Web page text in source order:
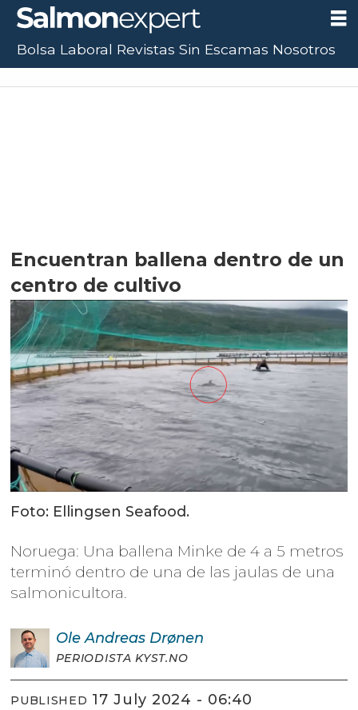
Encuentran ballena dentro de un
centro de cultivo
Foto: Ellingsen Seafood.
Noruega: Una ballena Minke de 4 a 5 metros
terminó dentro de una de las jaulas de una
salmonicultora.
Ole Andreas Drønen
PERIODISTA KYST.NO
PUBLISHED 17 July 2024 - 06:40
Bolsa Laboral Revistas Sin Escamas Nosotros